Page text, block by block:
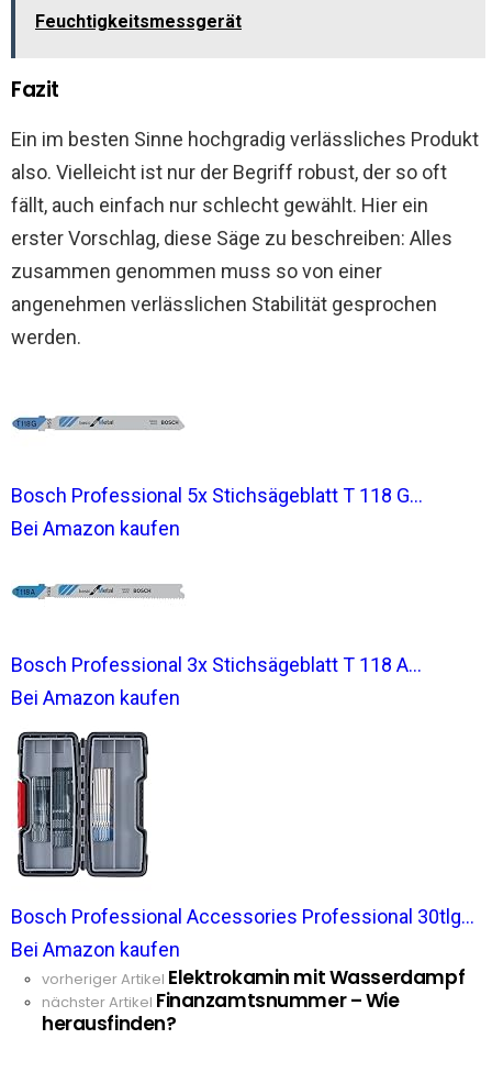
Feuchtigkeitsmessgerät
Fazit
Ein im besten Sinne hochgradig verlässliches Produkt
also. Vielleicht ist nur der Begriff robust, der so oft
fällt, auch einfach nur schlecht gewählt. Hier ein
erster Vorschlag, diese Säge zu beschreiben: Alles
zusammen genommen muss so von einer
angenehmen verlässlichen Stabilität gesprochen
werden.
Bosch Professional 5x Stichsägeblatt T 118 G...
Bei Amazon kaufen
Bosch Professional 3x Stichsägeblatt T 118 A...
Bei Amazon kaufen
Bosch Professional Accessories Professional 30tlg...
Bei Amazon kaufen
See
more
vorheriger Artikel Elektrokamin mit Wasserdampf
nächster Artikel Finanzamtsnummer – Wie
herausfinden?